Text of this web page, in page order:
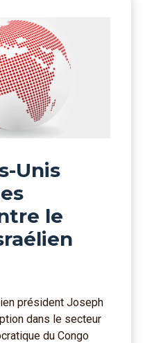
Unis
le
président Joseph
dans le secteur
du Congo